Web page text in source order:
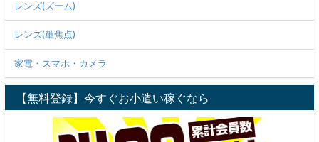
レンズ(ズーム)
レンズ(単焦点)
家電・スマホ・カメラ
【無料登録】今すぐお小遣い稼ぐなら